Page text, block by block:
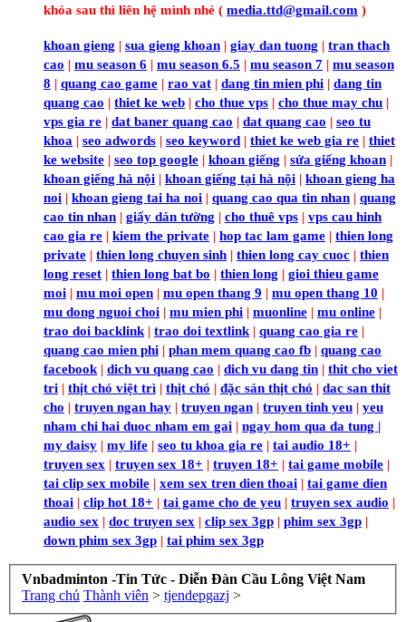
khóa sau thì liên hệ mình nhé ( media.ttd@gmail.com )
khoan gieng | sua gieng khoan | giay dan tuong | tran thach
cao | mu season 6 | mu season 6.5 | mu season 7 | mu season
8 | quang cao game | rao vat | dang tin mien phi | dang tin
quang cao | thiet ke web | cho thue vps | cho thue may chu |
vps gia re | dat baner quang cao | dat quang cao | seo tu
khoa | seo adwords | seo keyword | thiet ke web gia re | thiet
ke website | seo top google | khoan giếng | sửa giếng khoan |
khoan giếng hà nội | khoan giếng tại hà nội | khoan gieng ha
noi | khoan gieng tai ha noi | quang cao qua tin nhan | quang
cao tin nhan | giấy dán tường | cho thuê vps | vps cau hinh
cao gia re | kiem the private | hop tac lam game | thien long
private | thien long chuyen sinh | thien long cay cuoc | thien
long reset | thien long bat bo | thien long | gioi thieu game
moi | mu moi open | mu open thang 9 | mu open thang 10 |
mu dong nguoi choi | mu mien phi | muonline | mu online |
trao doi backlink | trao doi textlink | quang cao gia re |
quang cao mien phi | phan mem quang cao fb | quang cao
facebook | dich vu quang cao | dich vu dang tin | thit cho viet
tri | thịt chó việt trì | thịt chó | đặc sản thịt chó | dac san thit
cho | truyen ngan hay | truyen ngan | truyen tinh yeu | yeu
nham chi hai duoc nham em gai | ngay hom qua da tung |
my daisy | my life | seo tu khoa gia re | tai audio 18+ |
truyen sex | truyen sex 18+ | truyen 18+ | tai game mobile |
tai clip sex mobile | xem sex tren dien thoai | tai game dien
thoai | clip hot 18+ | tai game cho de yeu | truyen sex audio |
audio sex | doc truyen sex | clip sex 3gp | phim sex 3gp |
down phim sex 3gp | tai phim sex 3gp
Vnbadminton -Tin Tức - Diễn Đàn Cầu Lông Việt Nam
Trang chủ Thành viên > tjendepgazj >